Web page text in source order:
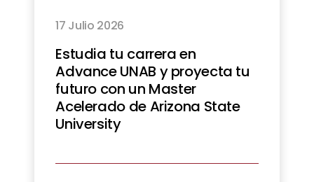
17 Julio 2026
Estudia tu carrera en
Advance UNAB y proyecta tu
futuro con un Master
Acelerado de Arizona State
University